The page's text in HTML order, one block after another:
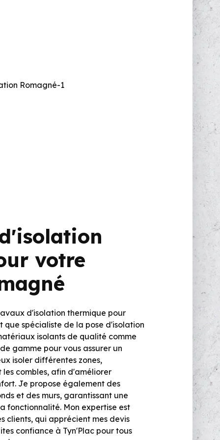
votre
d'isolation thermique pour
que spécialiste de la pose d'isolation
isolants de qualité comme
gamme pour vous assurer un
isoler différentes zones,
combles, afin d'améliorer
Je propose également des
et des murs, garantissant une
fonctionnalité. Mon expertise est
clients, qui apprécient mes devis
confiance à Tyn'Plac pour tous